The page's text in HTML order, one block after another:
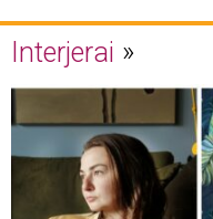
Interjerai